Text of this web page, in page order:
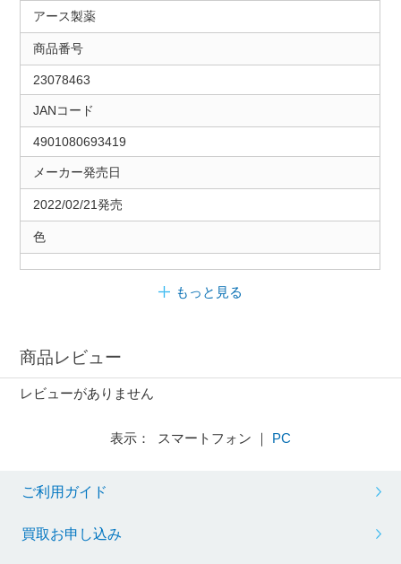
アース製薬
商品番号
23078463
JANコード
4901080693419
メーカー発売日
2022/02/21発売
色
もっと見る
商品レビュー
レビューがありません
表示： スマートフォン ｜ PC
ご利用ガイド
買取お申し込み